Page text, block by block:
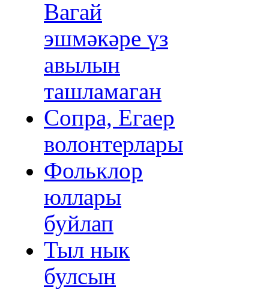
Вагай
эшмәкәре үз
авылын
ташламаган
Сопра, Егаер
волонтерлары
Фольклор
юллары
буйлап
Тыл нык
булсын